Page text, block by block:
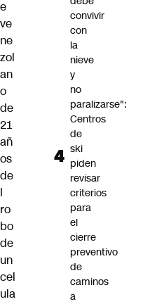
e
ve
ne
zol
an
o
de
21
añ
os
de
l
ro
bo
de
un
cel
ula
convivir
con
la
nieve
y
no
paralizarse":
Centros
de
ski
piden
revisar
criterios
para
el
cierre
preventivo
de
caminos
a